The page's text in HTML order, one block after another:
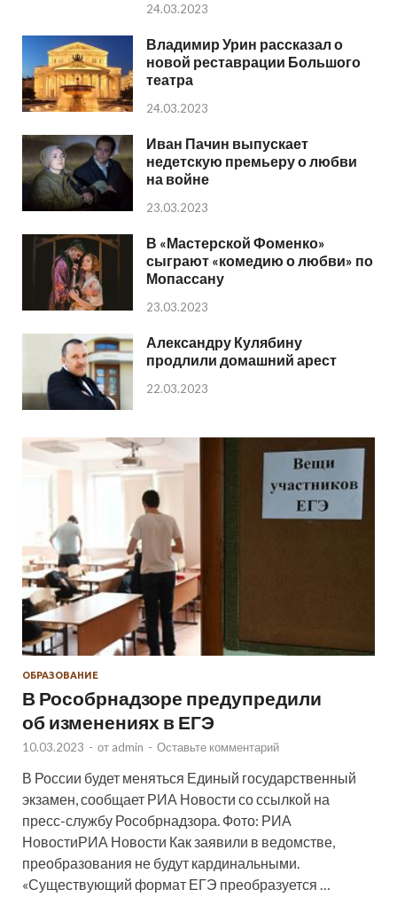
24.03.2023
Владимир Урин рассказал о
новой реставрации Большого
театра
24.03.2023
Иван Пачин выпускает
недетскую премьеру о любви
на войне
23.03.2023
В «Мастерской Фоменко»
сыграют «комедию о любви» по
Мопассану
23.03.2023
Александру Кулябину
продлили домашний арест
22.03.2023
ОБРАЗОВАНИЕ
В Рособрнадзоре предупредили
об изменениях в ЕГЭ
10.03.2023 - от admin - Оставьте комментарий
В России будет меняться Единый государственный
экзамен, сообщает РИА Новости со ссылкой на
пресс-службу Рособрнадзора. Фото: РИА
НовостиРИА Новости Как заявили в ведомстве,
преобразования не будут кардинальными.
«Существующий формат ЕГЭ преобразуется …